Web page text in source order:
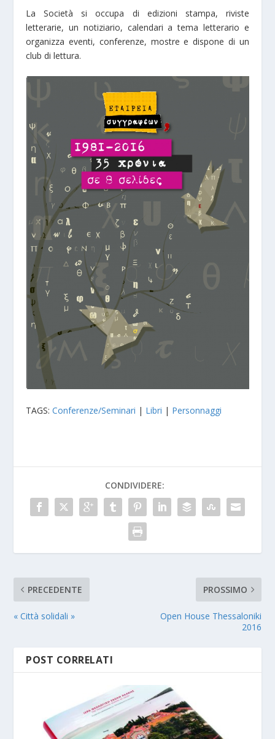
La Società si occupa di edizioni stampa, riviste
letterarie, un notiziario, calendari a tema letterario e
organizza eventi, conferenze, mostre e dispone di un
club di lettura.
TAGS:Conferenze/Seminari | Libri | Personnaggi
CONDIVIDERE:
PRECEDENTE
« Città solidali »
PROSSIMO
Open House Thessaloniki
2016
POST CORRELATI